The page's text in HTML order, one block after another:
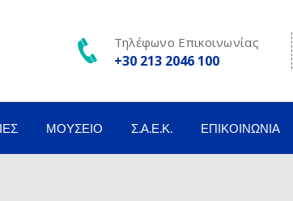
Τηλέφωνο Επικοινωνίας
+30 213 2046 100
ΜΟΥΣΕΊΟ Σ.Α.Ε.Κ. ΕΠΙΚΟΙΝΩΝΊΑ